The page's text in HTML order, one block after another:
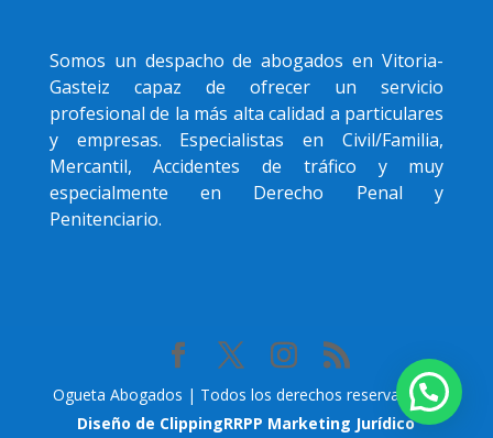
Somos un despacho de abogados en Vitoria-
Gasteiz capaz de ofrecer un servicio
profesional de la más alta calidad a particulares
y empresas. Especialistas en Civil/Familia,
Mercantil, Accidentes de tráfico y muy
especialmente en Derecho Penal y
Penitenciario.
Ogueta Abogados | Todos los derechos reservados |
Diseño de ClippingRRPP Marketing Jurídico